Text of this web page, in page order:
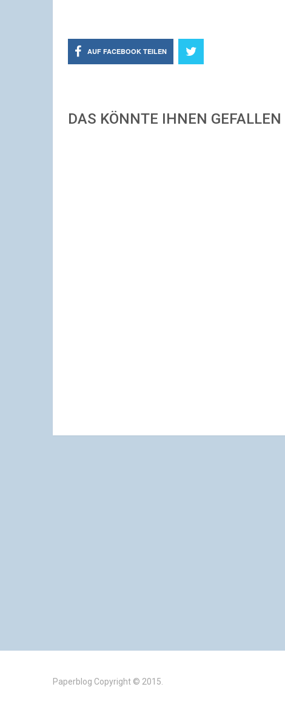
AUF FACEBOOK TEILEN
DAS KÖNNTE IHNEN GEFALLEN
Paperblog Copyright © 2015.